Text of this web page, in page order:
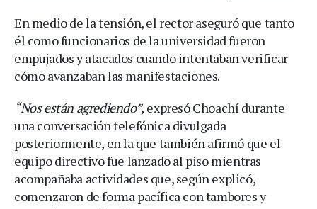
En medio de la tensión, el rector aseguró que tanto
él como funcionarios de la universidad fueron
empujados y atacados cuando intentaban verificar
cómo avanzaban las manifestaciones.
“Nos están agrediendo”, expresó Choachí durante
una conversación telefónica divulgada
posteriormente, en la que también afirmó que el
equipo directivo fue lanzado al piso mientras
acompañaba actividades que, según explicó,
comenzaron de forma pacífica con tambores y